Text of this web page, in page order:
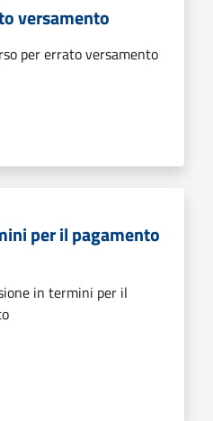
versamento
per errato versamento
per il pagamento
in termini per il